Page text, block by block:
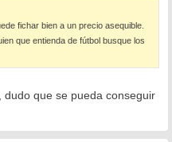
fichar bien a un precio asequible.
que entienda de fútbol busque los
dudo que se pueda conseguir